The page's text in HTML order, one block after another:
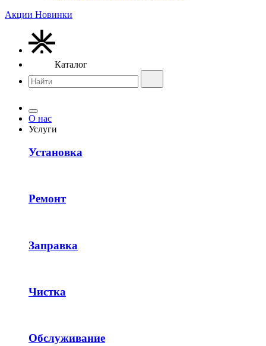
Акции Новинки
Каталог
О нас
Услуги
Установка
Ремонт
Заправка
Чистка
Обслуживание